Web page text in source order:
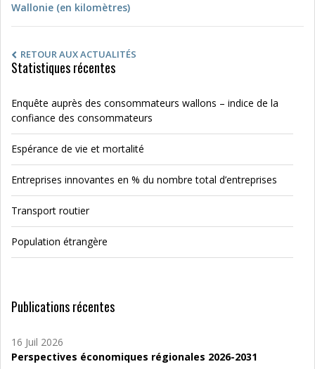
Wallonie (en kilomètres)
RETOUR AUX ACTUALITÉS
Statistiques récentes
Enquête auprès des consommateurs wallons – indice de la
confiance des consommateurs
Espérance de vie et mortalité
Entreprises innovantes en % du nombre total d’entreprises
Transport routier
Population étrangère
Publications récentes
16 Juil 2026
Perspectives économiques régionales 2026-2031